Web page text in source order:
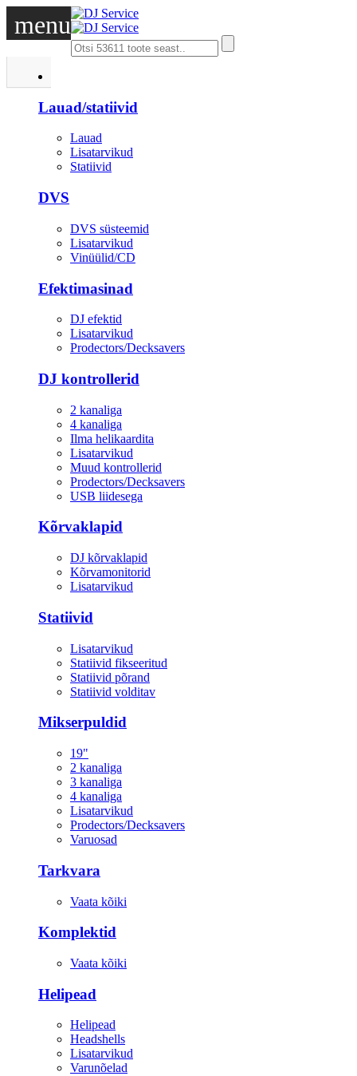
menu
Lauad/statiivid
Lauad
Lisatarvikud
Statiivid
DVS
DVS süsteemid
Lisatarvikud
Vinüülid/CD
Efektimasinad
DJ efektid
Lisatarvikud
Prodectors/Decksavers
DJ kontrollerid
2 kanaliga
4 kanaliga
Ilma helikaardita
Lisatarvikud
Muud kontrollerid
Prodectors/Decksavers
USB liidesega
Kõrvaklapid
DJ kõrvaklapid
Kõrvamonitorid
Lisatarvikud
Statiivid
Lisatarvikud
Statiivid fikseeritud
Statiivid põrand
Statiivid volditav
Mikserpuldid
19"
2 kanaliga
3 kanaliga
4 kanaliga
Lisatarvikud
Prodectors/Decksavers
Varuosad
Tarkvara
Vaata kõiki
Komplektid
Vaata kõiki
Helipead
Helipead
Headshells
Lisatarvikud
Varunõelad